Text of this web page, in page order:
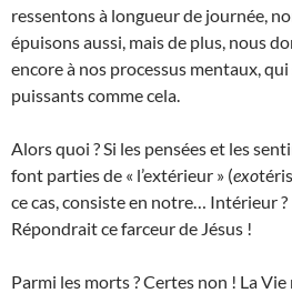
ressentons à longueur de journée,
épuisons aussi, mais de plus, nous
encore à nos processus mentaux,
puissants comme cela.
Alors quoi ? Si les pensées et les
font parties de « l’extérieur » (exo
ce cas, consiste en notre… Intérieur
Répondrait ce farceur de Jésus !
Parmi les morts ? Certes non ! La Vie